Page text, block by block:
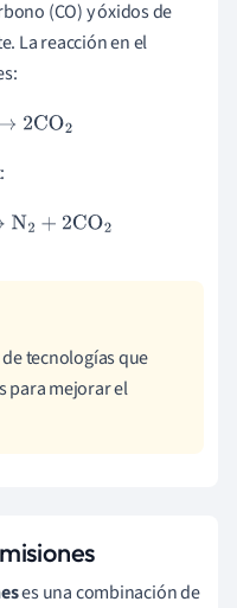
(CO) y óxidos de
La reacción en el
2CO2
2+2 CO 2
tecnologías que
para mejorar el
es una combinación de